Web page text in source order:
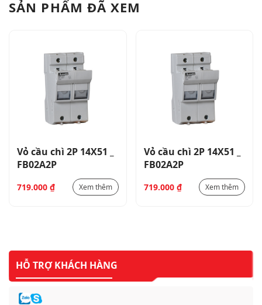
SẢN PHẨM ĐÃ XEM
Vỏ cầu chì 2P 14X51 _
FB02A2P
719.000 ₫ Xem thêm
Vỏ cầu chì 2P 14X51 _
FB02A2P
719.000 ₫ Xem thêm
HỖ TRỢ KHÁCH HÀNG